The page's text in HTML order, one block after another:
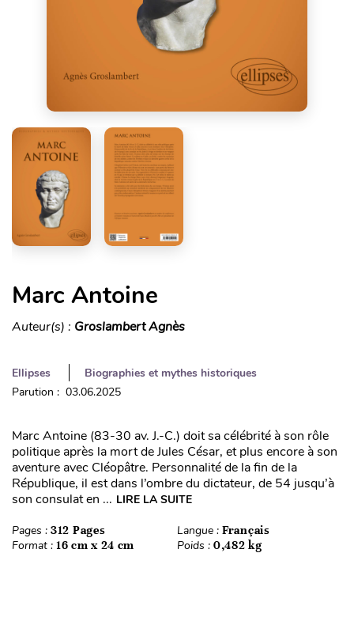
Marc Antoine
Auteur(s) : Groslambert Agnès
Ellipses
Biographies et mythes historiques
Parution : 03.06.2025
Marc Antoine (83-30 av. J.-C.) doit sa célébrité à son rôle
politique après la mort de Jules César, et plus encore à son
aventure avec Cléopâtre. Personnalité de la fin de la
République, il est dans l’ombre du dictateur, de 54 jusqu’à
son consulat en ... LIRE LA SUITE
Pages : 312 Pages Langue : Français
Format : 16 cm x 24 cm Poids : 0,482 kg